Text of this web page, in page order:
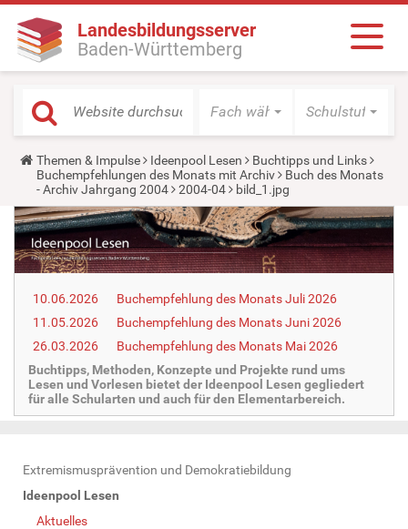
Landesbildungsserver
Baden-Württemberg
Fach wählen Schulstufe
Y
o
u
a
r
e
h
e
r
:
Themen & Impulse Ideenpool Lesen
Buchtipps und Links
Buchempfehlungen des Monats mit Archiv
Buch des Monats
- Archiv Jahrgang 2004
2004-04 bild_1.jpg
10.06.2026
Buchempfehlung des Monats Juli 2026
11.05.2026
Buchempfehlung des Monats Juni 2026
26.03.2026
Buchempfehlung des Monats Mai 2026
Buchtipps, Methoden, Konzepte und Projekte rund ums
Lesen und Vorlesen bietet der Ideenpool Lesen gegliedert
für alle Schularten und auch für den Elementarbereich.
N
a
Extremismusprävention und Demokratiebildung
Ideenpool Lesen
Aktuelles